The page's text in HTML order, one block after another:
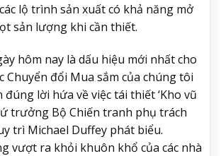
lộ trình sản xuất có khả năng mở
sản lượng khi cần thiết.
hôm nay là dấu hiệu mới nhất cho
Chuyển đổi Mua sắm của chúng tôi
lời hứa về việc tái thiết ‘Kho vũ
trưởng Bộ Chiến tranh phụ trách
trì Michael Duffey phát biểu.
vượt ra khỏi khuôn khổ của các nhà